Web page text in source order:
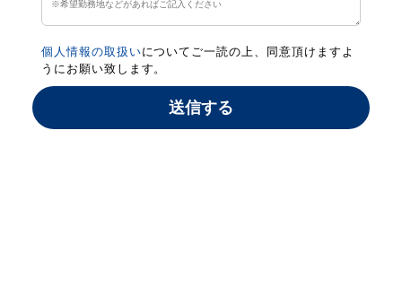
個人情報の取扱いについてご一読の上、同意頂けますよ
うにお願い致します。